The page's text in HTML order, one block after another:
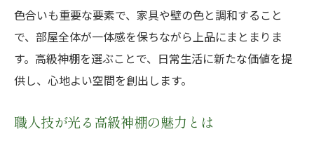
高級神棚が創る時代を超えた美
伝統美と現代感覚の融合を楽しむ
高級神棚が提案する新しい空間の在り方
高級神棚で家族と心の平和を象徴する
共に祈りを捧げる高級神棚の重要性
色合いも重要な要素で、家具や壁の色と調和すること
で、部屋全体が一体感を保ちながら上品にまとまりま
す。高級神棚を選ぶことで、日常生活に新たな価値を提
供し、心地よい空間を創出します。
職人技が光る高級神棚の魅力とは